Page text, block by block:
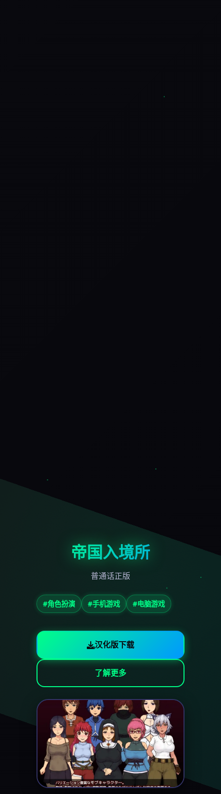
帝国入境所
普通话正版
#角色扮演 #手机游戏 #电脑游戏
汉化版下载
了解更多